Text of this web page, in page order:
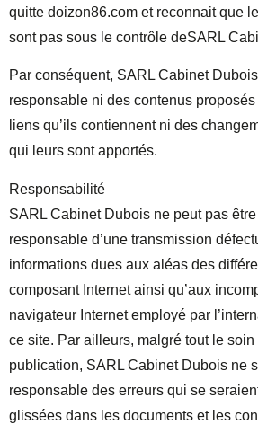
quitte doizon86.com et reconnait que
sont pas sous le contrôle deSARL
Par conséquent, SARL Cabinet
responsable ni des contenus
liens qu’ils contiennent ni des
qui leurs sont apportés.
Responsabilité
SARL Cabinet Dubois ne peut pas
responsable d’une transmission
informations dues aux aléas des
composant Internet ainsi qu’aux
navigateur Internet employé par
ce site. Par ailleurs, malgré tout le soin
publication, SARL Cabinet Dubois ne
responsable des erreurs qui se
glissées dans les documents et les